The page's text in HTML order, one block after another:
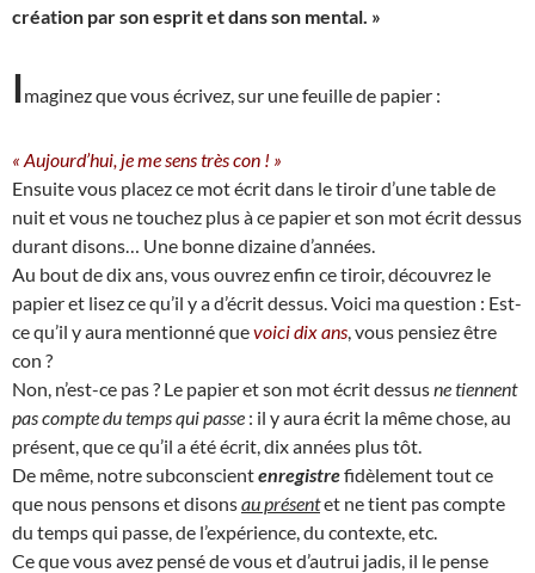
création par son esprit et dans son mental. »
Imaginez que vous écrivez, sur une feuille de papier :
« Aujourd’hui, je me sens très con ! »
Ensuite vous placez ce mot écrit dans le tiroir d’une table de
nuit et vous ne touchez plus à ce papier et son mot écrit dessus
durant disons… Une bonne dizaine d’années.
Au bout de dix ans, vous ouvrez enfin ce tiroir, découvrez le
papier et lisez ce qu’il y a d’écrit dessus. Voici ma question : Est-
ce qu’il y aura mentionné quevoici dix ans , vous pensiez être
con ?
Non, n’est-ce pas ? Le papier et son mot écrit dessusne tiennent
pas compte du temps qui passe : il y aura écrit la même chose, au
présent, que ce qu’il a été écrit, dix années plus tôt.
De même, notre subconscientenregistrefidèlement tout ce
que nous pensons et disonsau présentet ne tient pas compte
du temps qui passe, de l’expérience, du contexte, etc.
Ce que vous avez pensé de vous et d’autrui jadis, il le pense